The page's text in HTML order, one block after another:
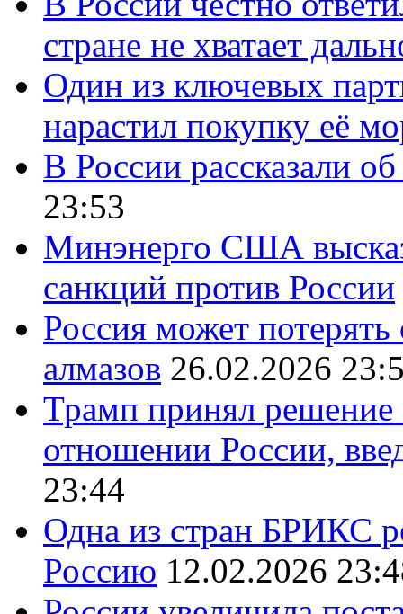
стране не хватает
Один из ключевых
нарастил покупку её
В России рассказали
23:53
Минэнерго США
санкций против России
Россия может
алмазов 26.02.2026
Трамп принял решение
отношении России,
23:44
Одна из стран БРИКС
Россию 12.02.2026